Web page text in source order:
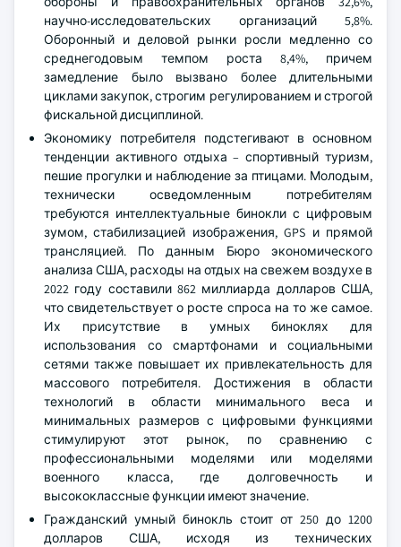
научно-исследовательских организаций 5,8%.
Оборонный и деловой рынки росли медленно со
среднегодовым темпом роста 8,4%, причем
замедление было вызвано более длительными
циклами закупок, строгим регулированием и строгой
фискальной дисциплиной.
Экономику потребителя подстегивают в основном
тенденции активного отдыха – спортивный туризм,
пешие прогулки и наблюдение за птицами. Молодым,
технически осведомленным потребителям
требуются интеллектуальные бинокли с цифровым
зумом, стабилизацией изображения, GPS и прямой
трансляцией. По данным Бюро экономического
анализа США, расходы на отдых на свежем воздухе в
2022 году составили 862 миллиарда долларов США,
что свидетельствует о росте спроса на то же самое.
Их присутствие в умных биноклях для
использования со смартфонами и социальными
сетями также повышает их привлекательность для
массового потребителя. Достижения в области
технологий в области минимального веса и
минимальных размеров с цифровыми функциями
стимулируют этот рынок, по сравнению с
профессиональными моделями или моделями
военного класса, где долговечность и
высококлассные функции имеют значение.
Гражданский умный бинокль стоит от 250 до 1200
долларов США, исходя из технических